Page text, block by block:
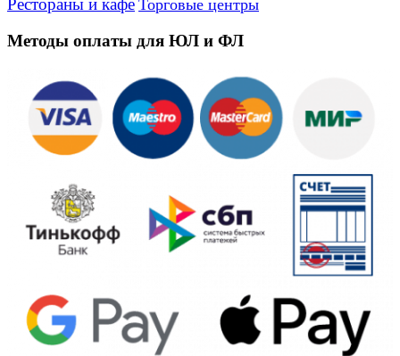
Рестораны и кафе Торговые центры
Методы оплаты для ЮЛ и ФЛ